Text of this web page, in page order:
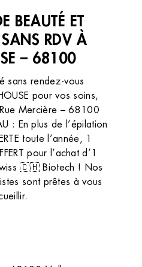
BEAUTÉ ET
RDV À
– 68100
sans rendez-vous
pour vos soins,
Mercière – 68100
: En plus de l’épilation
toute l’année, 1
pour l’achat d’1
🇨🇭 Biotech ! Nos
sont prêtes à vous